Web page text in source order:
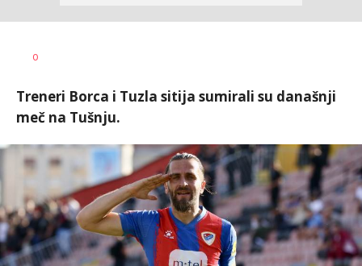
AUTOR
0
Treneri Borca i Tuzla sitija sumirali su današnji
meč na Tušnju.